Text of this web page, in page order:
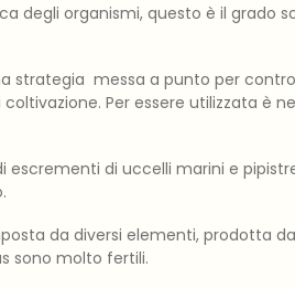
degli organismi, questo è il grado
strategia messa a punto per
Per essere utilizzata è
di uccelli marini e
da diversi elementi, prodotta
sono molto fertili.